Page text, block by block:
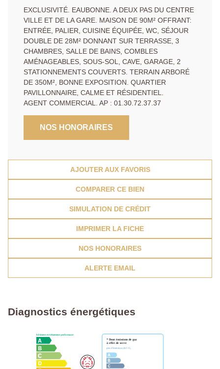
EXCLUSIVITÉ. EAUBONNE. A DEUX PAS DU CENTRE
VILLE ET DE LA GARE. MAISON DE 90M² OFFRANT:
ENTRÉE, PALIER, CUISINE ÉQUIPÉE, WC, SÉJOUR
DOUBLE DE 28M² DONNANT SUR TERRASSE, 3
CHAMBRES, SALLE DE BAINS, COMBLES
AMÉNAGEABLES, SOUS-SOL, CAVE, GARAGE, 2
STATIONNEMENTS COUVERTS. TERRAIN ARBORÉ
DE 350M², BONNE EXPOSITION. QUARTIER
PAVILLONNAIRE, CALME ET RÉSIDENTIEL.
AGENT COMMERCIAL. AP : 01.30.72.37.37
NOS HONORAIRES
AJOUTER AUX FAVORIS
COMPARER CE BIEN
SIMULATION DE CRÉDIT
IMPRIMER LA FICHE
NOS HONORAIRES
ALERTE EMAIL
Diagnostics énergétiques